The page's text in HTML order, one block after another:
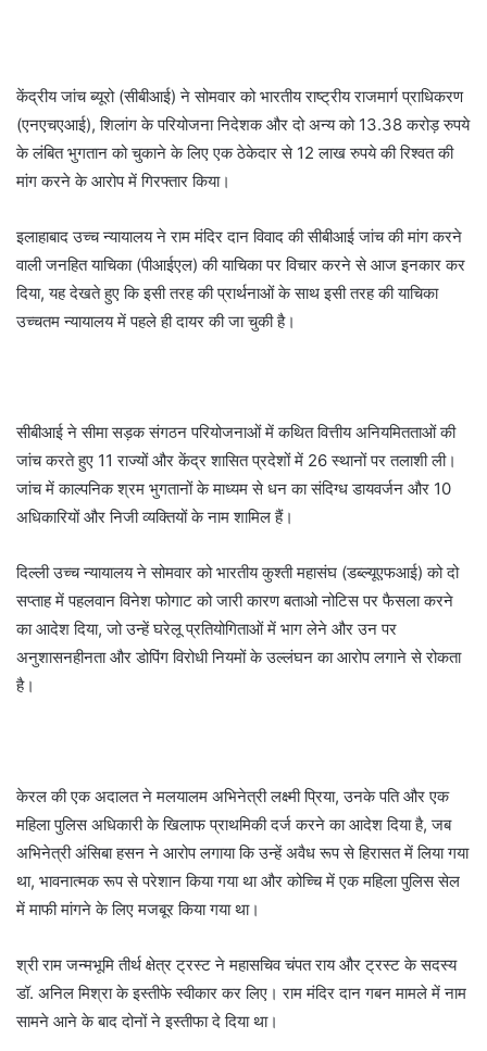
केंद्रीय जांच ब्यूरो (सीबीआई) ने सोमवार को भारतीय राष्ट्रीय राजमार्ग प्राधिकरण
(एनएचएआई), शिलांग के परियोजना निदेशक और दो अन्य को 13.38 करोड़ रुपये
के लंबित भुगतान को चुकाने के लिए एक ठेकेदार से 12 लाख रुपये की रिश्वत की
मांग करने के आरोप में गिरफ्तार किया।
इलाहाबाद उच्च न्यायालय ने राम मंदिर दान विवाद की सीबीआई जांच की मांग करने
वाली जनहित याचिका (पीआईएल) की याचिका पर विचार करने से आज इनकार कर
दिया, यह देखते हुए कि इसी तरह की प्रार्थनाओं के साथ इसी तरह की याचिका
उच्चतम न्यायालय में पहले ही दायर की जा चुकी है।
सीबीआई ने सीमा सड़क संगठन परियोजनाओं में कथित वित्तीय अनियमितताओं की
जांच करते हुए 11 राज्यों और केंद्र शासित प्रदेशों में 26 स्थानों पर तलाशी ली।
जांच में काल्पनिक श्रम भुगतानों के माध्यम से धन का संदिग्ध डायवर्जन और 10
अधिकारियों और निजी व्यक्तियों के नाम शामिल हैं।
दिल्ली उच्च न्यायालय ने सोमवार को भारतीय कुश्ती महासंघ (डब्ल्यूएफआई) को दो
सप्ताह में पहलवान विनेश फोगाट को जारी कारण बताओ नोटिस पर फैसला करने
का आदेश दिया, जो उन्हें घरेलू प्रतियोगिताओं में भाग लेने और उन पर
अनुशासनहीनता और डोपिंग विरोधी नियमों के उल्लंघन का आरोप लगाने से रोकता
है।
केरल की एक अदालत ने मलयालम अभिनेत्री लक्ष्मी प्रिया, उनके पति और एक
महिला पुलिस अधिकारी के खिलाफ प्राथमिकी दर्ज करने का आदेश दिया है, जब
अभिनेत्री अंसिबा हसन ने आरोप लगाया कि उन्हें अवैध रूप से हिरासत में लिया गया
था, भावनात्मक रूप से परेशान किया गया था और कोच्चि में एक महिला पुलिस सेल
में माफी मांगने के लिए मजबूर किया गया था।
श्री राम जन्मभूमि तीर्थ क्षेत्र ट्रस्ट ने महासचिव चंपत राय और ट्रस्ट के सदस्य
डॉ. अनिल मिश्रा के इस्तीफे स्वीकार कर लिए। राम मंदिर दान गबन मामले में नाम
सामने आने के बाद दोनों ने इस्तीफा दे दिया था।